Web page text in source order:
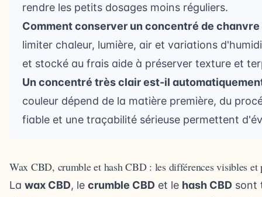
rendre les petits dosages moins réguliers.
Comment conserver un concentré de
limiter chaleur, lumière, air et variations
et stocké au frais aide à préserver texture et
Un concentré très clair est-il
couleur dépend de la matière première, du
fiable et une traçabilité sérieuse permettent
Wax CBD, crumble et hash CBD : les différences visibles
La wax CBD, le crumble CBD et le hash CBD sont